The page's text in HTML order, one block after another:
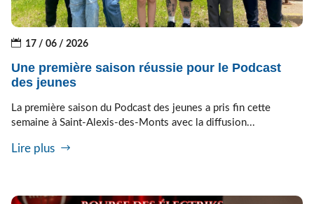
17 / 06 / 2026
Une première saison réussie pour le Podcast
des jeunes
La première saison du Podcast des jeunes a pris fin cette
semaine à Saint-Alexis-des-Monts avec la diffusion...
Lire plus